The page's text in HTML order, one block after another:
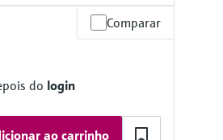
Comparar
do login
ao carrinho